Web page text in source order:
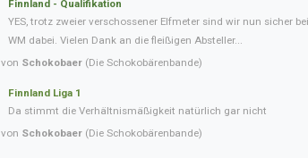
Finnland - Qualifikation
YES, trotz zweier verschossener Elfmeter sind wir nun sicher
WM dabei. Vielen Dank an die fleißigen Absteller...
von Schokobaer (Die Schokobärenbande)
Finnland Liga 1
Da stimmt die Verhältnismäßigkeit natürlich gar nicht
von Schokobaer (Die Schokobärenbande)